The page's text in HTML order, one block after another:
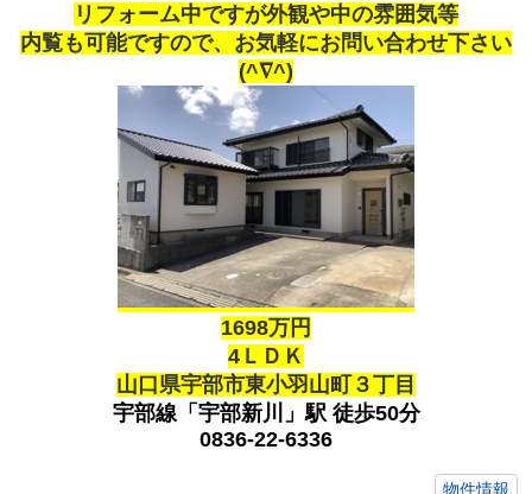
リフォーム中ですが外観や中の雰囲気等
内覧も可能ですので、お気軽にお問い合わせ下さい
(^∇^)
1698万円
4ＬＤＫ
山口県宇部市東小羽山町３丁目
宇部線「宇部新川」駅 徒歩50分
0836-22-6336
物件情報